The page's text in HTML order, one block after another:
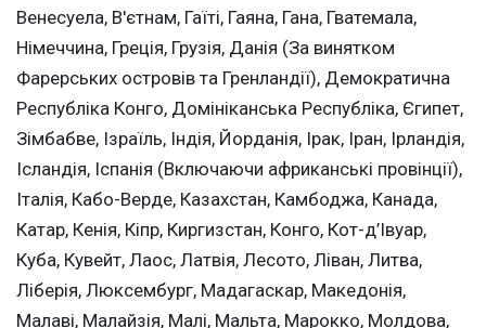
Венесуела, В'єтнам, Гаїті, Гаяна, Гана, Гватемала,
Німеччина, Греція, Грузія, Данія (За винятком
Фарерських островів та Гренландії), Демократична
Республіка Конго, Домініканська Республіка, Єгипет,
Зімбабве, Ізраїль, Індія, Йорданія, Ірак, Іран, Ірландія,
Ісландія, Іспанія (Включаючи африканські провінції),
Італія, Кабо-Верде, Казахстан, Камбоджа, Канада,
Катар, Кенія, Кіпр, Киргизстан, Конго, Кот-д’Івуар,
Куба, Кувейт, Лаос, Латвія, Лесото, Ліван, Литва,
Ліберія, Люксембург, Мадагаскар, Македонія,
Малаві, Малайзія, Малі, Мальта, Марокко, Молдова,